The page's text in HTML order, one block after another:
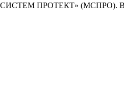
ПРОТЕКТ» (МСПРО).